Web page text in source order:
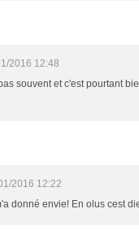
2016 12:48
souvent et c'est pourtant
2016 12:22
donné envie! En olus cest